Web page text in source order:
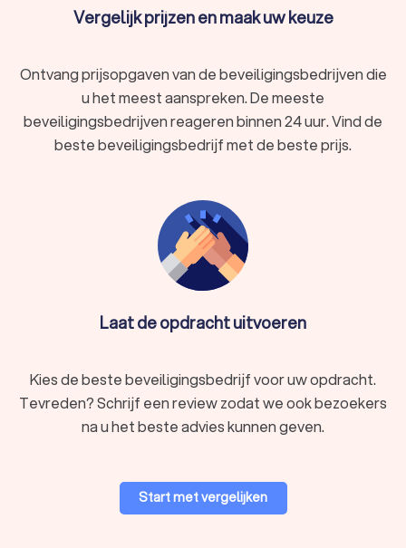
Vergelijk prijzen en maak uw keuze
Ontvang prijsopgaven van de beveiligingsbedrijven die
u het meest aanspreken. De meeste
beveiligingsbedrijven reageren binnen 24 uur. Vind de
beste beveiligingsbedrijf met de beste prijs.
Laat de opdracht uitvoeren
Kies de beste beveiligingsbedrijf voor uw opdracht.
Tevreden? Schrijf een review zodat we ook bezoekers
na u het beste advies kunnen geven.
Start met vergelijken